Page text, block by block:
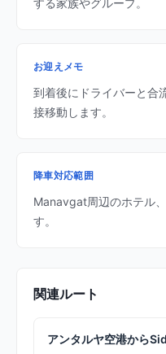
する家族やグループ。
お迎えメモ
到着後にドライバーと合
接移動します。
降車対応範囲
Manavgat周辺のホテル
す。
関連ルート
アンタルヤ空港から